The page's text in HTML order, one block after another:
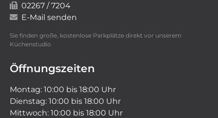
02267 / 7204
E-Mail senden
Sie finden große, kostenlose Parkplätze direkt vor unserem
Küchenstudio
Öffnungszeiten
Montag: 10:00 bis 18:00 Uhr
Dienstag: 10:00 bis 18:00 Uhr
Mittwoch: 10:00 bis 18:00 Uhr